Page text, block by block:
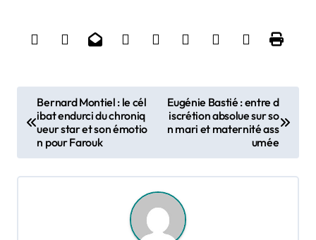
Bernard Montiel : le cél
ibat endurci du chroniq
ueur star et son émotio
n pour Farouk
Eugénie Bastié : entre d
iscrétion absolue sur so
n mari et maternité ass
umée